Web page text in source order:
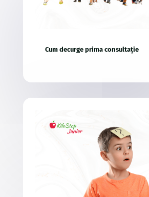
Cum decurge prima consultație